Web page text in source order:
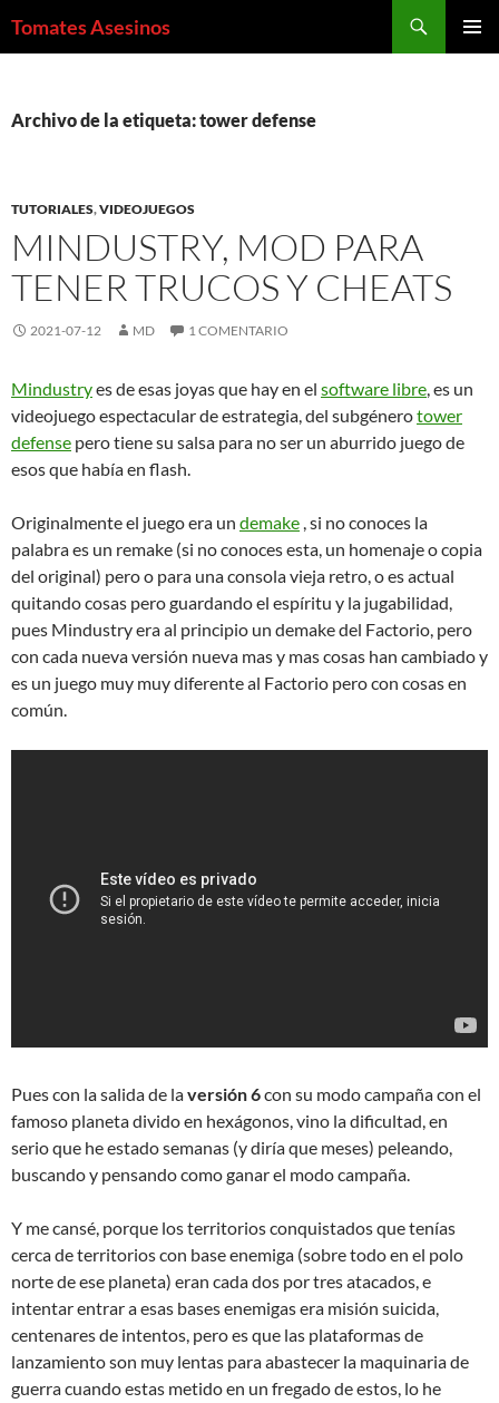
Tomates Asesinos
Archivo de la etiqueta: tower defense
TUTORIALES,VIDEOJUEGOS
MINDUSTRY, MOD PARA
TENER TRUCOS Y CHEATS
2021-07-12 MD 1 COMENTARIO
Mindustryes de esas joyas que hay en el software libre, es un
videojuego espectacular de estrategia, del subgénerotower
defense pero tiene su salsa para no ser un aburrido juego de
esos que había en flash.
Originalmente el juego era un demake , si no conoces la
palabra es un remake (si no conoces esta, un homenaje o copia
del original) pero o para una consola vieja retro, o es actual
quitando cosas pero guardando el espíritu y la jugabilidad,
pues Mindustry era al principio un demake del Factorio, pero
con cada nueva versión nueva mas y mas cosas han cambiado y
es un juego muy muy diferente al Factorio pero con cosas en
común.
Pues con la salida de laversión 6con su modo campaña con el
famoso planeta divido en hexágonos, vino la dificultad, en
serio que he estado semanas (y diría que meses) peleando,
buscando y pensando como ganar el modo campaña.
Y me cansé, porque los territorios conquistados que tenías
cerca de territorios con base enemiga (sobre todo en el polo
norte de ese planeta) eran cada dos por tres atacados, e
intentar entrar a esas bases enemigas era misión suicida,
centenares de intentos, pero es que las plataformas de
lanzamiento son muy lentas para abastecer la maquinaria de
guerra cuando estas metido en un fregado de estos, lo he